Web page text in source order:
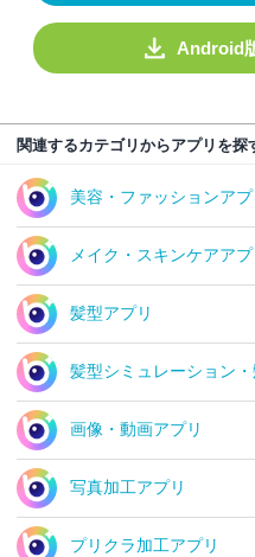
Android
関連するカテゴリからアプリを探
美容・ファッションアプ
メイク・スキンケアアプ
髪型アプリ
髪型シミュレーション
画像・動画アプリ
写真加工アプリ
プリクラ加工アプリ